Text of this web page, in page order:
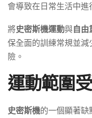
會導致在日常生活中進
將史密斯機運動與自由
保全面的訓練常規並
險。
運動範圍
史密斯機的一個顯著缺